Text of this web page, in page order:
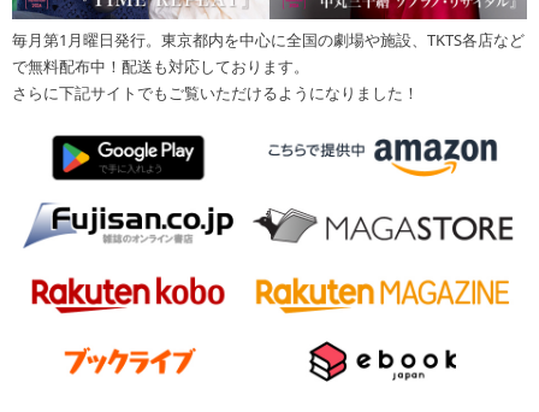
毎月第1月曜日発行。東京都内を中心に全国の劇場や施設、TKTS各店など
で無料配布中！配送も対応しております。
さらに下記サイトでもご覧いただけるようになりました！